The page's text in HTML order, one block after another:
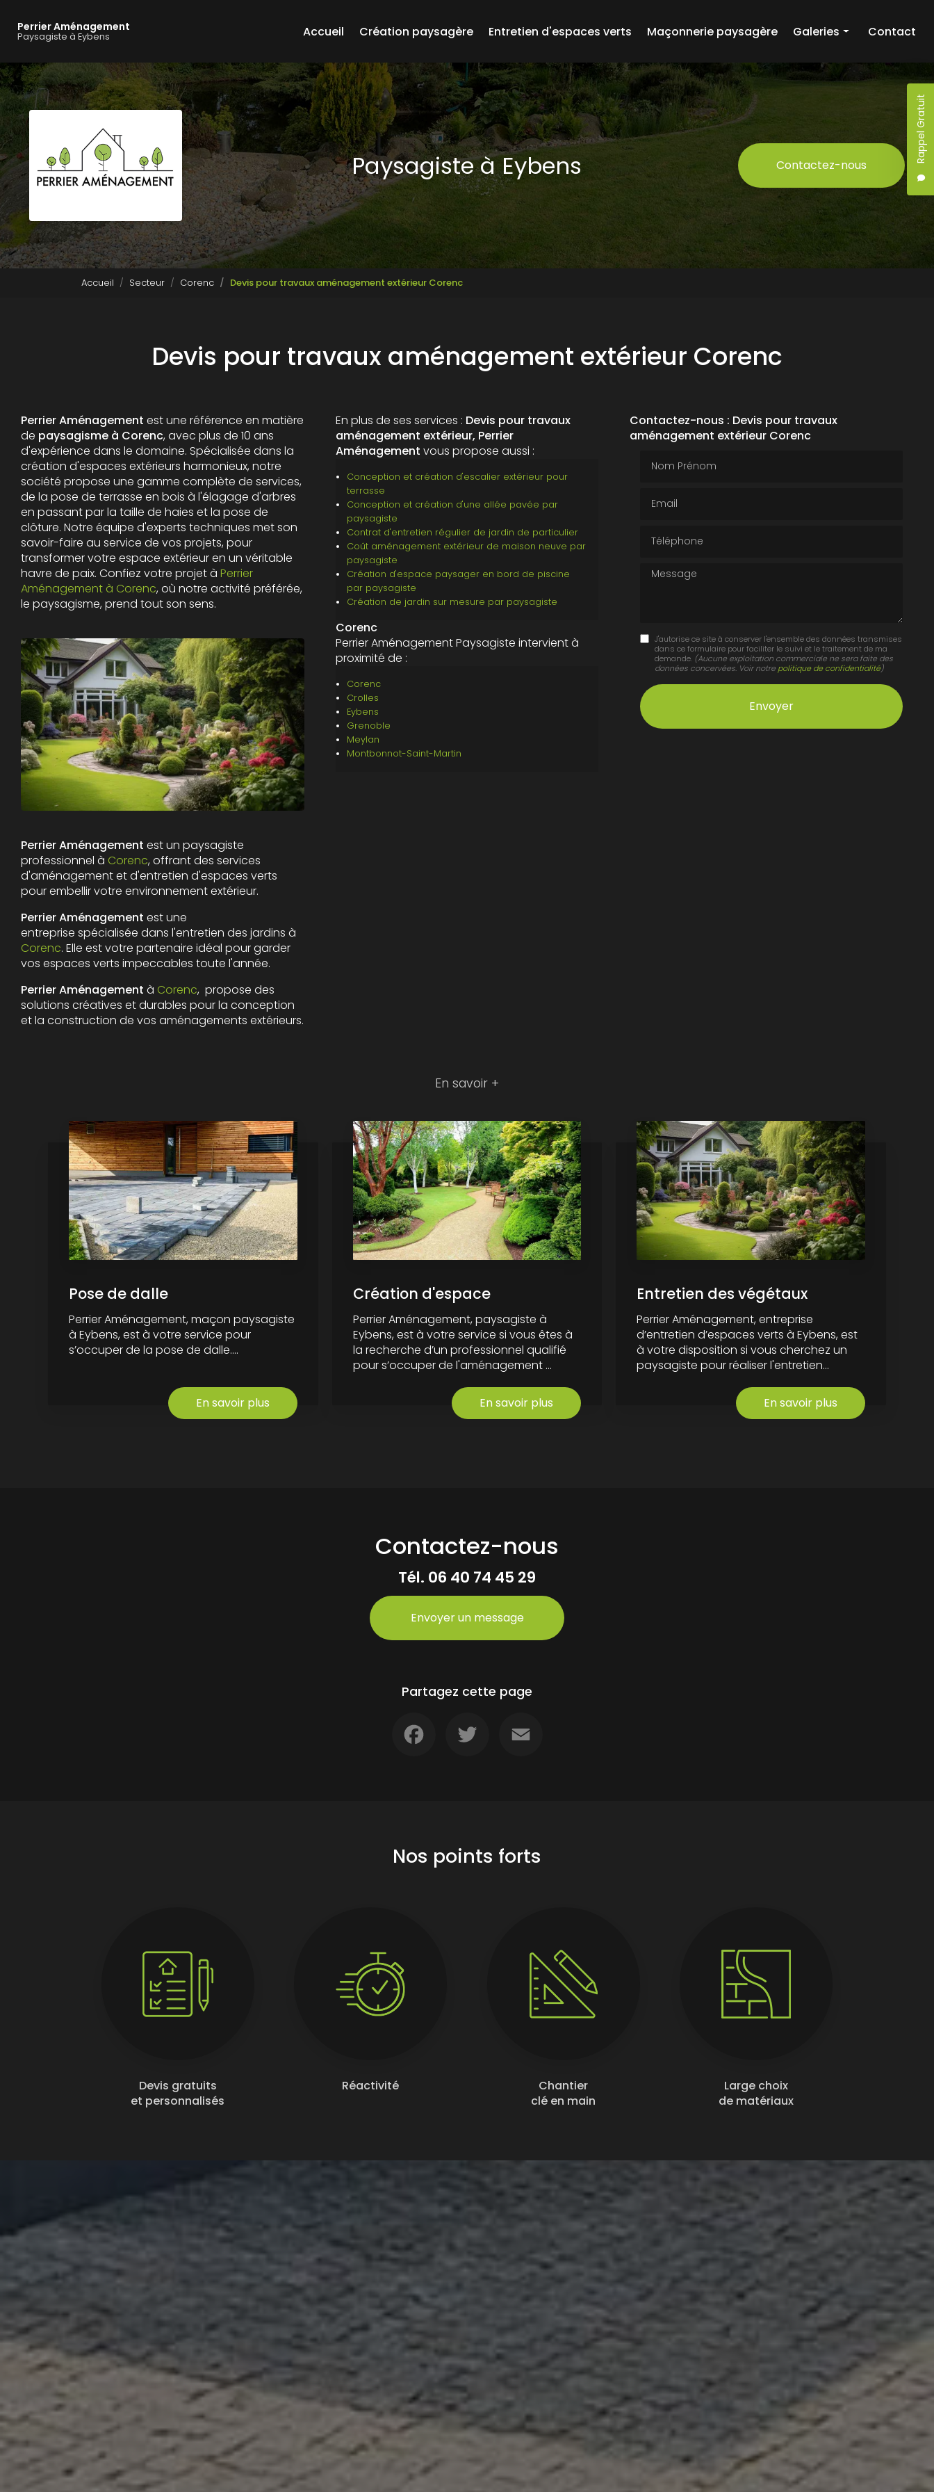
contenu
Perrier Aménagement
Paysagiste à Eybens
Rappel Gratuit
Accueil
Création paysagère Entretien d'espaces verts Maçonnerie paysagère Galeries
Création paysagère
Entretien d'espaces verts
Maçonnerie paysagère
Contact
Paysagiste à Eybens Contactez-nous
Accueil Secteur Corenc Devis pour travaux aménagement extérieur Corenc
Devis pour travaux aménagement extérieur Corenc
Perrier Aménagement est une référence en matière
de paysagisme à Corenc, avec plus de 10 ans
d'expérience dans le domaine. Spécialisée dans la
création d'espaces extérieurs harmonieux, notre
société propose une gamme complète de services,
de la pose de terrasse en bois à l'élagage d'arbres
en passant par la taille de haies et la pose de
clôture. Notre équipe d'experts techniques met son
savoir-faire au service de vos projets, pour
transformer votre espace extérieur en un véritable
havre de paix. Confiez votre projet à Perrier
Aménagement à Corenc, où notre activité préférée,
le paysagisme, prend tout son sens.
Perrier Aménagement est un paysagiste
professionnel à Corenc, offrant des services
d'aménagement et d'entretien d'espaces verts
pour embellir votre environnement extérieur.
Perrier Aménagement est une
entreprise spécialisée dans l'entretien des jardins à
Corenc. Elle est votre partenaire idéal pour garder
vos espaces verts impeccables toute l'année.
Perrier Aménagement à Corenc, propose des
solutions créatives et durables pour la conception
et la construction de vos aménagements extérieurs.
En plus de ses services : Devis pour travaux
aménagement extérieur, Perrier
Aménagement vous propose aussi :
Conception et création d'escalier extérieur pour
terrasse
Conception et création d'une allée pavée par
paysagiste
Contrat d'entretien régulier de jardin de particulier
Coût aménagement extérieur de maison neuve par
paysagiste
Création d'espace paysager en bord de piscine
par paysagiste
Création de jardin sur mesure par paysagiste
Corenc
Perrier Aménagement Paysagiste intervient à
proximité de :
Corenc
Crolles
Eybens
Grenoble
Meylan
Montbonnot-Saint-Martin
Contactez-nous : Devis pour travaux
aménagement extérieur Corenc
Message
J'autorise ce site à conserver l'ensemble des données transmises
dans ce formulaire pour faciliter le suivi et le traitement de ma
demande. (Aucune exploitation commerciale ne sera faite des
données concervées. Voir notre politique de confidentialité)
En savoir +
Pose de dalle
Perrier Aménagement, maçon paysagiste
à Eybens, est à votre service pour
s’occuper de la pose de dalle....
En savoir plus
Création d'espace
Perrier Aménagement, paysagiste à
Eybens, est à votre service si vous êtes à
la recherche d’un professionnel qualifié
pour s’occuper de l'aménagement ...
En savoir plus
Entretien des végétaux
Perrier Aménagement, entreprise
d’entretien d’espaces verts à Eybens, est
à votre disposition si vous cherchez un
paysagiste pour réaliser l'entretien...
En savoir plus
Contactez-nous
Tél. 06 40 74 45 29
Envoyer un message
Partagez cette page
Nos points forts
Devis gratuits
et personnalisés
Réactivité
Chantier
clé en main
Large choix
de matériaux